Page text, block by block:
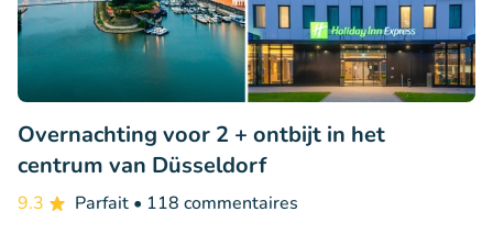
Overnachting voor 2 + ontbijt in het
centrum van Düsseldorf
9.3 Parfait • 118 commentaires